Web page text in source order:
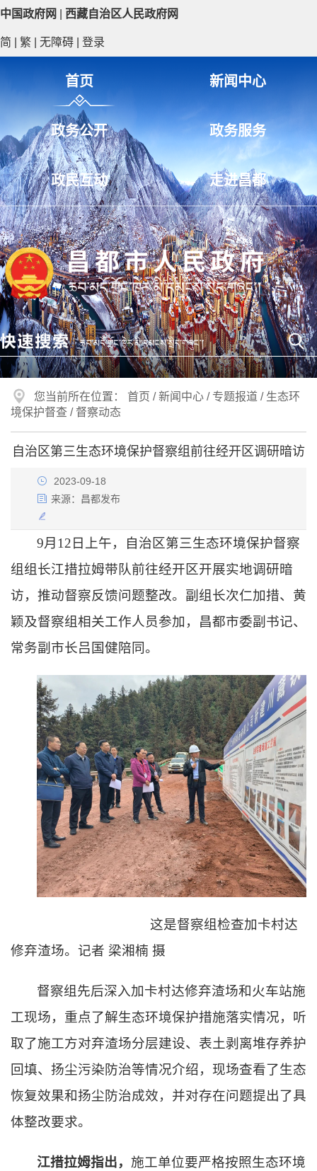
中国政府网 西藏自治区人民政府网
简 繁 无障碍 登录
首页 新闻中心
政务公开 政务服务
政民互动 走进昌都
您当前所在位置： 首页 /新闻中心 / 专题报道 / 生态环
境保护督查 / 督察动态
自治区第三生态环境保护督察组前往经开区调研暗访
2023-09-18
来源： 昌都发布
9月 12 日上午，自治区第三生态环境保护督察
组组长江措拉姆带队前往经开区开展实地调研暗
访，推动督察反馈问题整改。副组长次仁加措、黄
颖及督察组相关工作人员参加，昌都市委副书记、
常务副市长吕国健陪同。
这是督察组检查加卡村达
修弃渣场。记者 梁湘楠 摄
督察组先后深入加卡村达修弃渣场和火车站施
工现场，重点了解生态环境保护措施落实情况，听
取了施工方对弃渣场分层建设、表土剥离堆存养护
回填、扬尘污染防治等情况介绍，现场查看了生态
恢复效果和扬尘防治成效，并对存在问题提出了具
体整改要求。
江措拉姆指出，施工单位要严格按照生态环境